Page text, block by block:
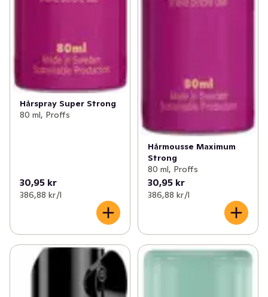
Hårspray Super Strong
80 ml, Proffs
30,95 kr
386,88 kr /l
Hårmousse Maximum
Strong
80 ml, Proffs
30,95 kr
386,88 kr /l